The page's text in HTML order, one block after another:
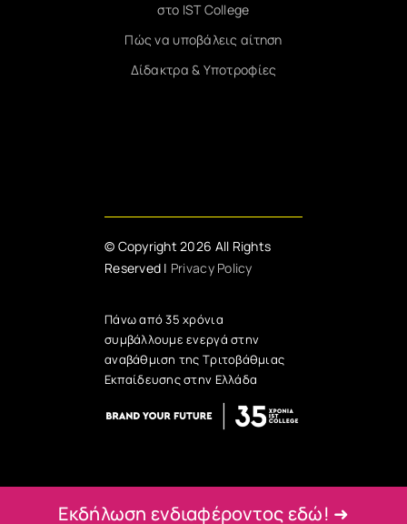
Εκδήλωση ενδιαφέροντος εδώ! ➜
στο IST College
Πώς να υποβάλεις αίτηση
Δίδακτρα & Υποτροφίες
© Copyright 2026 All Rights
Reserved | Privacy Policy
Πάνω από 35 χρόνια
συμβάλλουμε ενεργά στην
αναβάθμιση της Τριτοβάθμιας
Εκπαίδευσης στην Ελλάδα